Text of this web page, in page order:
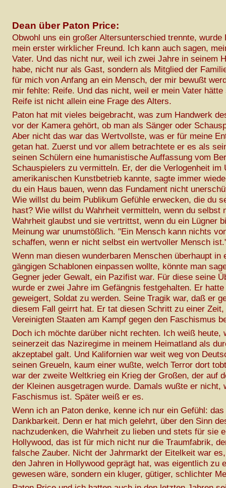
Dean über Paton Price:
Obwohl uns ein großer Altersunterschied trennte, wurde
mein erster wirklicher Freund. Ich kann auch sagen,
Vater. Und das nicht nur, weil ich zwei Jahre in seinem
habe, nicht nur als Gast, sondern als Mitglied der
für mich von Anfang an ein Mensch, der mir bewußt
mir fehlte: Reife. Und das nicht, weil er mein Vater hätte
Reife ist nicht allein eine Frage des Alters.
Paton hat mit vieles beigebracht, was zum Handwerk
vor der Kamera gehört, ob man als Sänger oder
Aber nicht das war das Wertvollste, was er für meine
getan hat. Zuerst und vor allem betrachtete er es als
seinen Schülern eine humanistische Auffassung vom
Schauspielers zu vermitteln. Er, der die Verlogenheit im
amerikanischen Kunstbetrieb kannte, sagte immer
du ein Haus bauen, wenn das Fundament nicht
Wie willst du beim Publikum Gefühle erwecken, die du
hast? Wie willst du Wahrheit vermitteln, wenn du selbst
Wahrheit glaubst und sie vertrittst, wenn du ein Lügner
Meinung war unumstößlich. "Ein Mensch kann nichts
schaffen, wenn er nicht selbst ein wertvoller Mensch
Wenn man diesen wunderbaren Menschen überhaupt in
gängigen Schablonen einpassen wollte, könnte man
Gegner jeder Gewalt, ein Pazifist war. Für diese seine
wurde er zwei Jahre im Gefängnis festgehalten. Er
geweigert, Soldat zu werden. Seine Tragik war, daß er
diesem Fall geirrt hat. Er tat diesen Schritt zu einer
Vereinigten Staaten am Kampf gegen den Faschismus
Doch ich möchte darüber nicht rechten. Ich weiß heute,
seinerzeit das Naziregime in meinem Heimatland als
akzeptabel galt. Und Kalifornien war weit weg von
seinen Greueln, kaum einer wußte, welch Terror dort
war der zweite Weltkrieg ein Krieg der Großen, der auf
der Kleinen ausgetragen wurde. Damals wußte er nicht,
Faschismus ist. Später weiß er es.
Wenn ich an Paton denke, kenne ich nur ein Gefühl: das
Dankbarkeit. Denn er hat mich gelehrt, über den Sinn
nachzudenken, die Wahrheit zu lieben und stets für sie
Hollywood, das ist für mich nicht nur die Traumfabrik,
falsche Zauber. Nicht der Jahrmarkt der Eitelkeit war
den Jahren in Hollywood geprägt hat, was eigentlich zu
gewesen wäre, sondern ein kluger, gütiger, schlichter